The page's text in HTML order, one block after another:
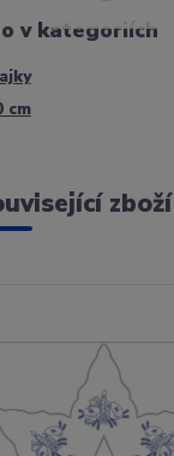
v kategoriích
cm
zboží